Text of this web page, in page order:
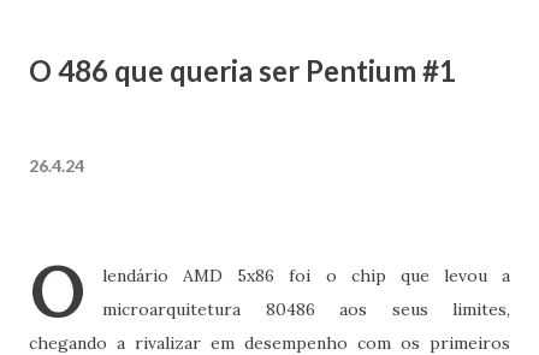
O 486 que queria ser Pentium #1
26.4.24
O
lendário AMD 5x86 foi o chip que levou a
microarquitetura 80486 aos seus limites,
chegando a rivalizar em desempenho com os primeiros